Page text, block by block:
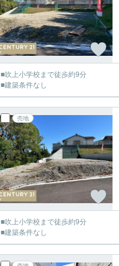
■吹上小学校まで徒歩約9分
■建築条件なし
売地
■吹上小学校まで徒歩約9分
■建築条件なし